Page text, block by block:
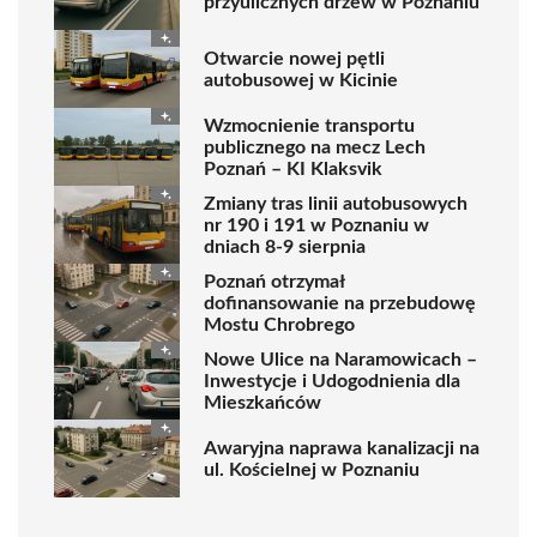
Otwarcie nowej pętli
autobusowej w Kicinie
Wzmocnienie transportu
publicznego na mecz Lech
Poznań – KI Klaksvik
Zmiany tras linii autobusowych
nr 190 i 191 w Poznaniu w
dniach 8-9 sierpnia
Poznań otrzymał
dofinansowanie na przebudowę
Mostu Chrobrego
Nowe Ulice na Naramowicach –
Inwestycje i Udogodnienia dla
Mieszkańców
Awaryjna naprawa kanalizacji na
ul. Kościelnej w Poznaniu